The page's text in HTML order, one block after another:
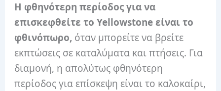
Η φθηνότερη περίοδος για να
επισκεφθείτε το Yellowstone είναι το
φθινόπωρο, όταν μπορείτε να βρείτε
εκπτώσεις σε καταλύματα και πτήσεις. Για
διαμονή, η απολύτως φθηνότερη
περίοδος για επίσκεψη είναι το καλοκαίρι,